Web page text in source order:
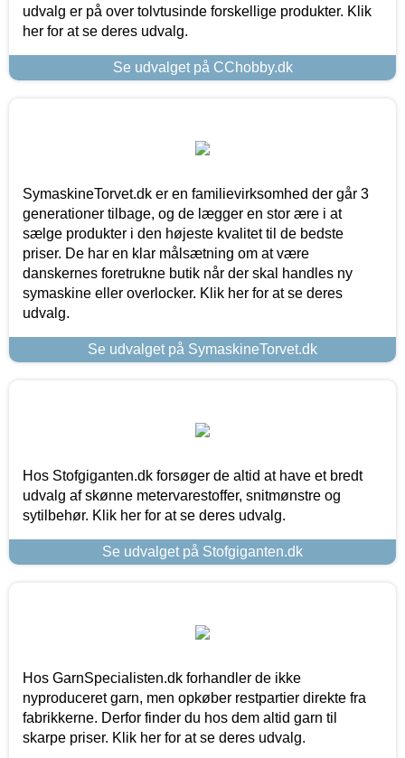
udvalg er på over tolvtusinde forskellige produkter. Klik
her for at se deres udvalg.
Se udvalget på CChobby.dk
SymaskineTorvet.dk er en familievirksomhed der går 3
generationer tilbage, og de lægger en stor ære i at
sælge produkter i den højeste kvalitet til de bedste
priser. De har en klar målsætning om at være
danskernes foretrukne butik når der skal handles ny
symaskine eller overlocker. Klik her for at se deres
udvalg.
Se udvalget på SymaskineTorvet.dk
Hos Stofgiganten.dk forsøger de altid at have et bredt
udvalg af skønne metervarestoffer, snitmønstre og
sytilbehør. Klik her for at se deres udvalg.
Se udvalget på Stofgiganten.dk
Hos GarnSpecialisten.dk forhandler de ikke
nyproduceret garn, men opkøber restpartier direkte fra
fabrikkerne. Derfor finder du hos dem altid garn til
skarpe priser. Klik her for at se deres udvalg.